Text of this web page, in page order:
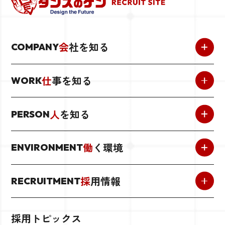
COMPANY会社を知る
WORK仕事を知る
PERSON人を知る
ENVIRONMENT働 く環境
RECRUITMENT採用情報
採用トピックス